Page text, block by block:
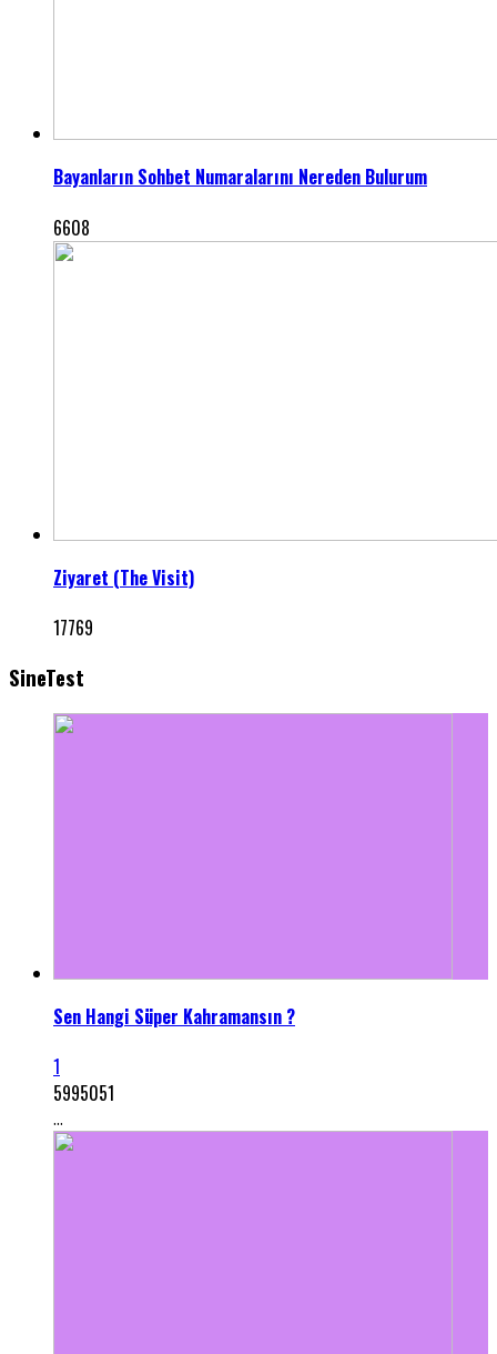
Bayanların Sohbet Numaralarını Nereden Bulurum
6608
Ziyaret (The Visit)
17769
SineTest
Sen Hangi Süper Kahramansın ?
1
5995051
...